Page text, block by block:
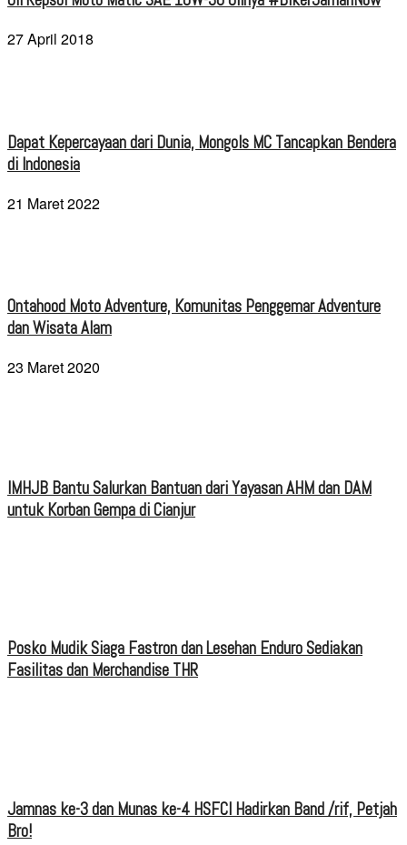
27 April 2018
Dapat Kepercayaan dari Dunia, Mongols MC Tancapkan Bendera
di Indonesia
21 Maret 2022
Ontahood Moto Adventure, Komunitas Penggemar Adventure
dan Wisata Alam
23 Maret 2020
IMHJB Bantu Salurkan Bantuan dari Yayasan AHM dan DAM
untuk Korban Gempa di Cianjur
Posko Mudik Siaga Fastron dan Lesehan Enduro Sediakan
Fasilitas dan Merchandise THR
Jamnas ke-3 dan Munas ke-4 HSFCI Hadirkan Band /rif, Petjah
Bro!